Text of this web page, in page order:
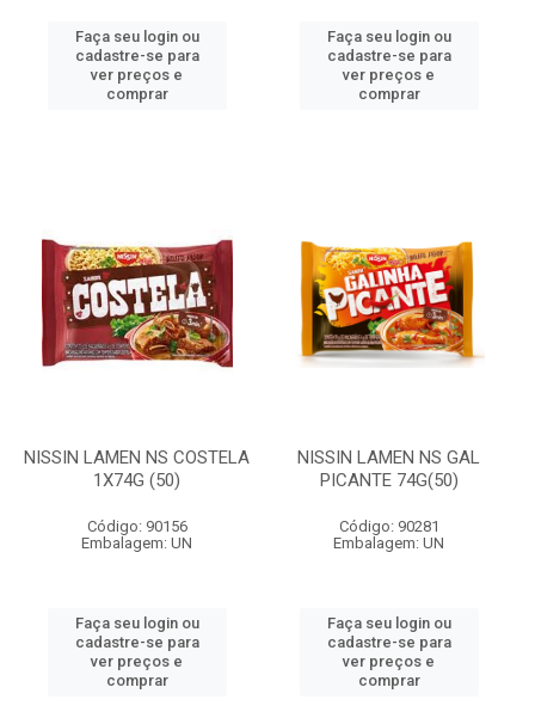
Faça seu login ou
cadastre-se para
ver preços e
comprar
Faça seu login ou
cadastre-se para
ver preços e
comprar
NISSIN LAMEN NS COSTELA
1X74G (50)
Código: 90156
Embalagem: UN
Faça seu login ou
cadastre-se para
ver preços e
comprar
NISSIN LAMEN NS GAL
PICANTE 74G(50)
Código: 90281
Embalagem: UN
Faça seu login ou
cadastre-se para
ver preços e
comprar